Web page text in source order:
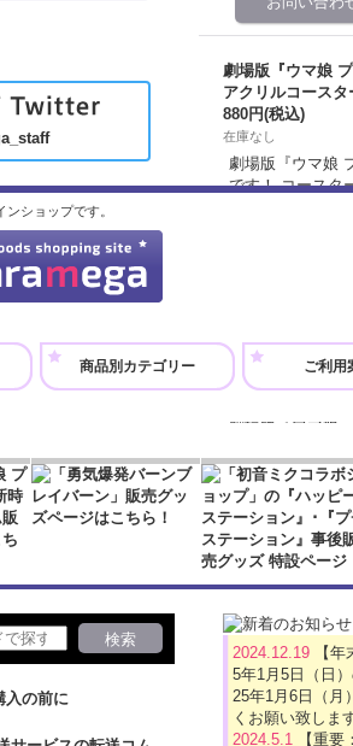
ショップです。
商品別カテゴリー ご利用
2024.12.19
【
5年1月5日（日
25年1月6日（月
くお願い致しま
2024.5.1
【重
劇場版『ウマ娘
アクリルコース
880円(税込)
在庫なし
劇場版『ウマ娘
です！ コースタ
アクリルコース
880円
劇場版『ウマ娘
仕様になってお
劇場版『ウマ娘
アクリルコース
880円(税込)
在庫なし
劇場版『ウマ娘
です！ コース
仕様になってお